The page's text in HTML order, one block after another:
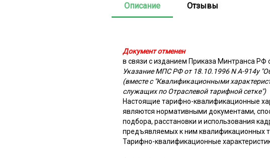
Описание Отзывы
Документ отменен
в связи с изданием Приказа Минтранса РФ
Указание МПС РФ от 18.10.1996 N А-914у
(вместе с "Квалификационными
служащих по Отраслевой тарифной сетке")
Настоящие тарифно-квалификационные
являются нормативными документами,
подбора, расстановки и использования
предъявляемых к ним квалификационных
Тарифно-квалификационные